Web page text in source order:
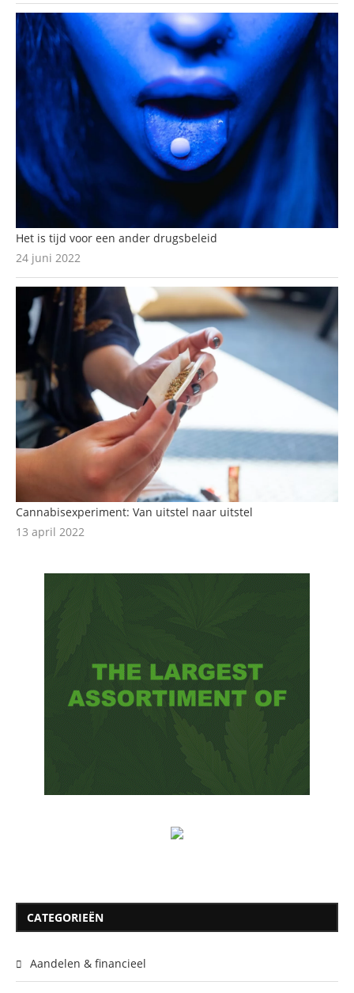
Het is tijd voor een ander drugsbeleid
24 juni 2022
Cannabisexperiment: Van uitstel naar uitstel
13 april 2022
CATEGORIEËN
Aandelen & financieel